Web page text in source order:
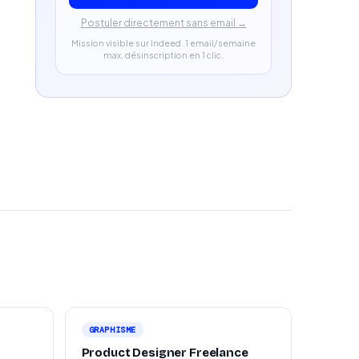
Postuler directement sans email →
Mission visible sur Indeed. 1 email/semaine
max, désinscription en 1 clic.
GRAPHISME
Product Designer Freelance